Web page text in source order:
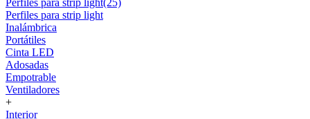
Perfiles para strip light(25)
Perfiles para strip light
Inalámbrica
Portátiles
Cinta LED
Adosadas
Empotrable
Ventiladores
+
Interior